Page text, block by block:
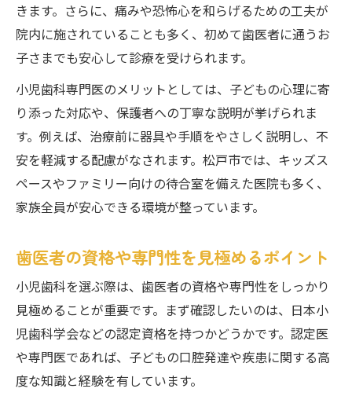
きます。さらに、痛みや恐怖心を和らげるための工夫が
院内に施されていることも多く、初めて歯医者に通うお
子さまでも安心して診療を受けられます。
小児歯科専門医のメリットとしては、子どもの心理に寄
り添った対応や、保護者への丁寧な説明が挙げられま
す。例えば、治療前に器具や手順をやさしく説明し、不
安を軽減する配慮がなされます。松戸市では、キッズス
ペースやファミリー向けの待合室を備えた医院も多く、
家族全員が安心できる環境が整っています。
歯医者の資格や専門性を見極めるポイント
小児歯科を選ぶ際は、歯医者の資格や専門性をしっかり
見極めることが重要です。まず確認したいのは、日本小
児歯科学会などの認定資格を持つかどうかです。認定医
や専門医であれば、子どもの口腔発達や疾患に関する高
度な知識と経験を有しています。